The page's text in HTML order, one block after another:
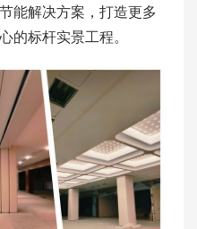
能解决方案，打造更多
的标杆实景工程。